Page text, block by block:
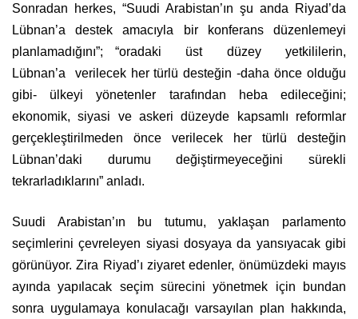
Sonradan herkes, “Suudi Arabistan’ın şu anda Riyad’da
Lübnan’a destek amacıyla bir konferans düzenlemeyi
planlamadığını”; “oradaki üst düzey yetkililerin,
Lübnan’a verilecek her türlü desteğin -daha önce olduğu
gibi- ülkeyi yönetenler tarafından heba edileceğini;
ekonomik, siyasi ve askeri düzeyde kapsamlı reformlar
gerçekleştirilmeden önce verilecek her türlü desteğin
Lübnan’daki durumu değiştirmeyeceğini sürekli
tekrarladıklarını” anladı.
Suudi Arabistan’ın bu tutumu, yaklaşan parlamento
seçimlerini çevreleyen siyasi dosyaya da yansıyacak gibi
görünüyor. Zira Riyad’ı ziyaret edenler, önümüzdeki mayıs
ayında yapılacak seçim sürecini yönetmek için bundan
sonra uygulamaya konulacağı varsayılan plan hakkında,